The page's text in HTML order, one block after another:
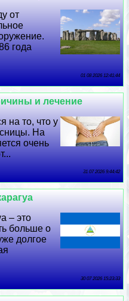
от
года
01 08 2026 12:41:44
и лечение
на то, что у
На
очень
31 07 2026 9:44:42
– это
больше о
долгое
30 07 2026 15:23:33